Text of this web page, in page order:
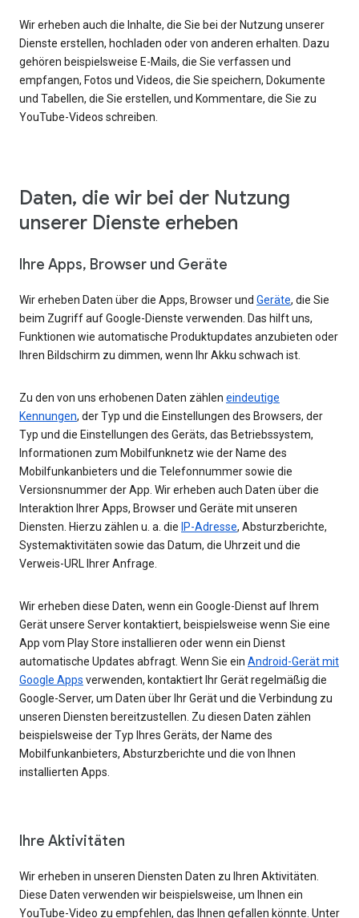
Wir erheben auch die Inhalte, die Sie bei der Nutzung unserer
Dienste erstellen, hochladen oder von anderen erhalten. Dazu
gehören beispielsweise E-Mails, die Sie verfassen und
empfangen, Fotos und Videos, die Sie speichern, Dokumente
und Tabellen, die Sie erstellen, und Kommentare, die Sie zu
YouTube-Videos schreiben.
Daten, die wir bei der Nutzung
unserer Dienste erheben
Ihre Apps, Browser und Geräte
Wir erheben Daten über die Apps, Browser und Geräte, die Sie
beim Zugriff auf Google-Dienste verwenden. Das hilft uns,
Funktionen wie automatische Produktupdates anzubieten oder
Ihren Bildschirm zu dimmen, wenn Ihr Akku schwach ist.
Zu den von uns erhobenen Daten zählen eindeutige
Kennungen, der Typ und die Einstellungen des Browsers, der
Typ und die Einstellungen des Geräts, das Betriebssystem,
Informationen zum Mobilfunknetz wie der Name des
Mobilfunkanbieters und die Telefonnummer sowie die
Versionsnummer der App. Wir erheben auch Daten über die
Interaktion Ihrer Apps, Browser und Geräte mit unseren
Diensten. Hierzu zählen u. a. die IP-Adresse, Absturzberichte,
Systemaktivitäten sowie das Datum, die Uhrzeit und die
Verweis-URL Ihrer Anfrage.
Wir erheben diese Daten, wenn ein Google-Dienst auf Ihrem
Gerät unsere Server kontaktiert, beispielsweise wenn Sie eine
App vom Play Store installieren oder wenn ein Dienst
automatische Updates abfragt. Wenn Sie ein Android-Gerät mit
Google Apps verwenden, kontaktiert Ihr Gerät regelmäßig die
Google-Server, um Daten über Ihr Gerät und die Verbindung zu
unseren Diensten bereitzustellen. Zu diesen Daten zählen
beispielsweise der Typ Ihres Geräts, der Name des
Mobilfunkanbieters, Absturzberichte und die von Ihnen
installierten Apps.
Ihre Aktivitäten
Wir erheben in unseren Diensten Daten zu Ihren Aktivitäten.
Diese Daten verwenden wir beispielsweise, um Ihnen ein
YouTube-Video zu empfehlen, das Ihnen gefallen könnte. Unter